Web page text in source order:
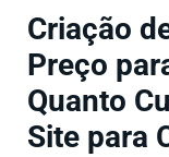
Criação
Preço
Quanto
Site para